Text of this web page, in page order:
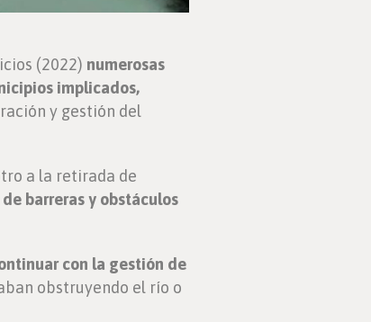
(2022) numerosas
implicados,
y gestión del
a la retirada de
barreras y obstáculos
con la gestión de
obstruyendo el río o